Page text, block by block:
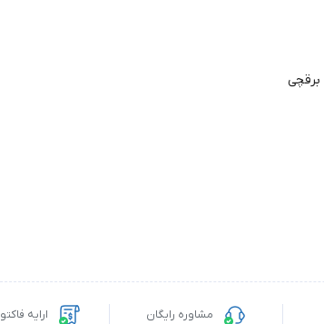
مشاوره رایگان ارایه